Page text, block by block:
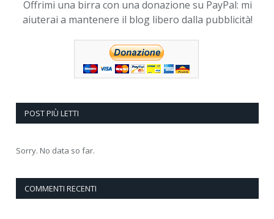
Offrimi una birra con una donazione su PayPal: mi
aiuterai a mantenere il blog libero dalla pubblicità!
POST PIÙ LETTI
Sorry. No data so far.
COMMENTI RECENTI